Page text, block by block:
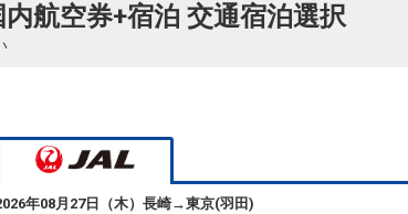
航空券+宿泊 交通宿泊選択
年08月27日（木） 長崎→東京(羽田)